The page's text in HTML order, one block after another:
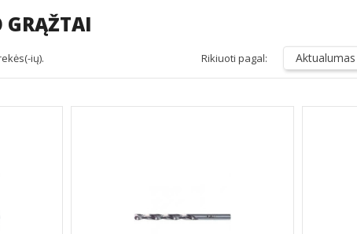
GRĄŽTAI
ių). Rikiuoti pagal: Aktualumas